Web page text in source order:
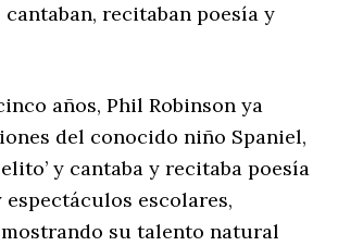
cantaban, recitaban poesía y
años, Phil Robinson ya
del conocido niño Spaniel,
y cantaba y recitaba poesía
escolares,
su talento natural